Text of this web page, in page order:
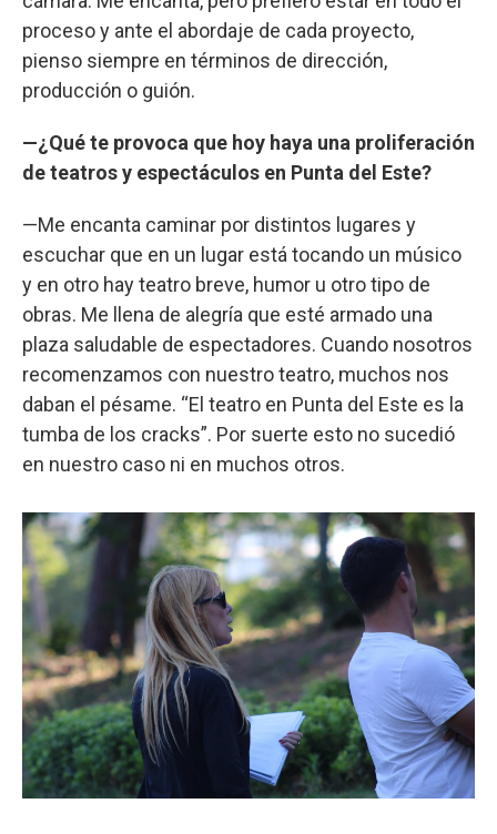
proceso y ante el abordaje de cada proyecto,
pienso siempre en términos de dirección,
producción o guión.
—¿Qué te provoca que hoy haya una proliferación
de teatros y espectáculos en Punta del Este?
—Me encanta caminar por distintos lugares y
escuchar que en un lugar está tocando un músico
y en otro hay teatro breve, humor u otro tipo de
obras. Me llena de alegría que esté armado una
plaza saludable de espectadores. Cuando nosotros
recomenzamos con nuestro teatro, muchos nos
daban el pésame. “El teatro en Punta del Este es la
tumba de los cracks”. Por suerte esto no sucedió
en nuestro caso ni en muchos otros.